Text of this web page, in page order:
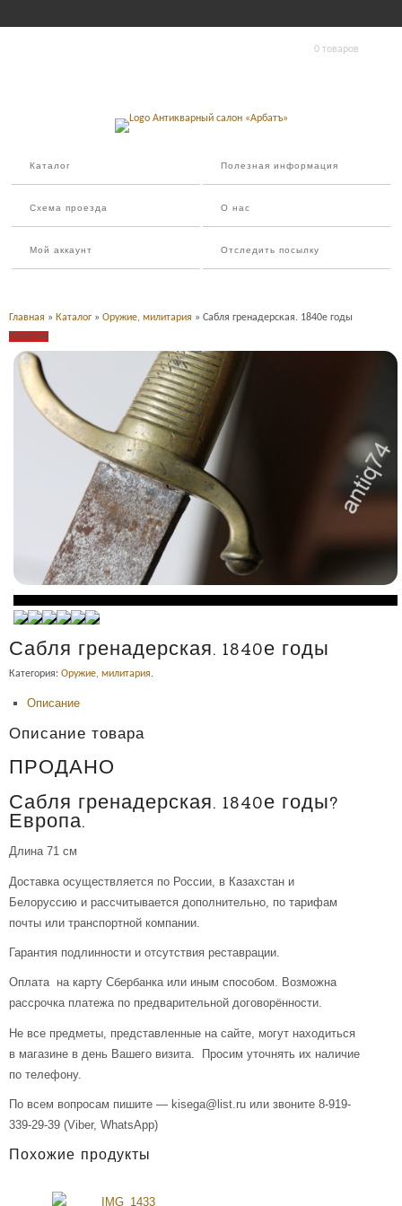
0 товаров
Каталог Полезная информация
Схема проезда О нас
Мой аккаунт Отследить посылку
Главная » Каталог » Оружие, милитария » Сабля гренадерская. 1840е годы
Продано
Сабля гренадерская. 1840е годы
Категория: Оружие, милитария.
Описание
Описание товара
ПРОДАНО
Сабля гренадерская. 1840е годы?
Европа.
Длина 71 см
Доставка осуществляется по России, в Казахстан и
Белоруссию и рассчитывается дополнительно, по тарифам
почты или транспортной компании.
Гарантия подлинности и отсутствия реставрации.
Оплата на карту Сбербанка или иным способом. Возможна
рассрочка платежа по предварительной договорённости.
Не все предметы, представленные на сайте, могут находиться
в магазине в день Вашего визита. Просим уточнять их наличие
по телефону.
По всем вопросам пишите — kisega@list.ru или звоните 8-919-
339-29-39 (Viber, WhatsApp)
Похожие продукты